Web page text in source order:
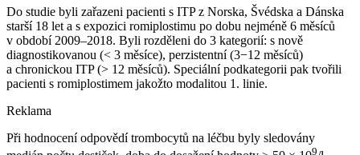
Do studie byli zařazeni pacienti s ITP z Norska, Švédska a Dánska
starší 18 let a s expozici romiplostimu po dobu nejméně 6 měsíců
v období 2009–2018. Byli rozděleni do 3 kategorií: s nově
diagnostikovanou (< 3 měsíce), perzistentní (3−12 měsíců)
a chronickou ITP (> 12 měsíců). Speciální podkategorii pak tvořili
pacienti s romiplostimem jakožto modalitou 1. linie.
Reklama
Při hodnocení odpovědí trombocytů na léčbu byly sledovány
9